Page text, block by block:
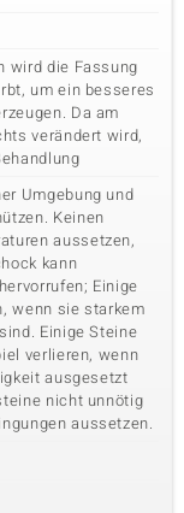
wird die Fassung
um ein besseres
Da am
verändert wird,
Umgebung und
Keinen
aussetzen,
kann
Einige
wenn sie starkem
Einige Steine
verlieren, wenn
ausgesetzt
nicht unnötig
aussetzen.